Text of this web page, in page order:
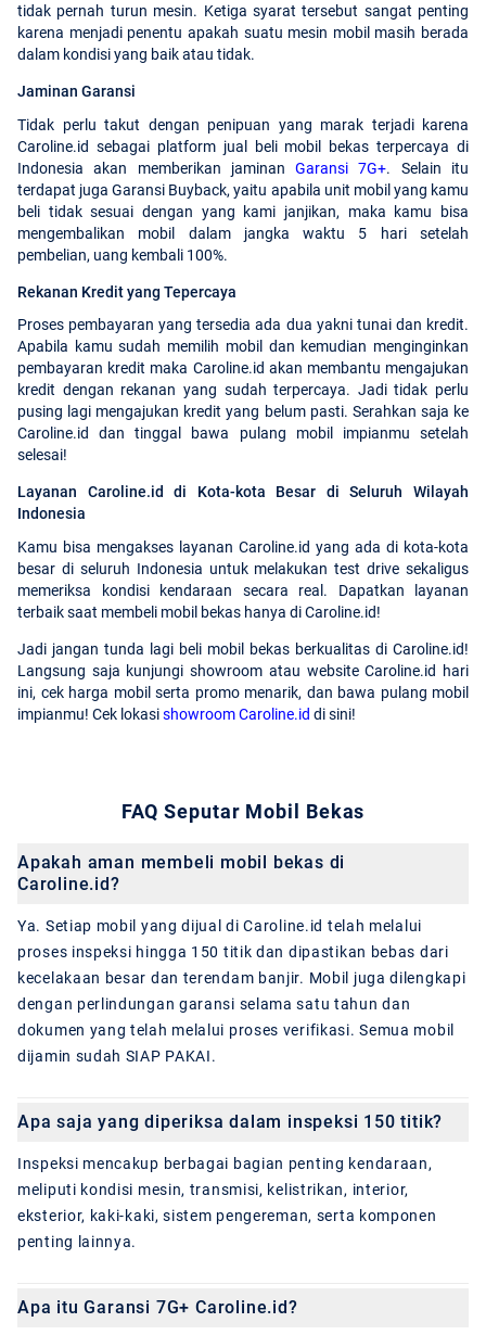
tidak pernah turun mesin. Ketiga syarat tersebut sangat penting
karena menjadi penentu apakah suatu mesin mobil masih berada
dalam kondisi yang baik atau tidak.
Jaminan Garansi
Tidak perlu takut dengan penipuan yang marak terjadi karena
Caroline.id sebagai platform jual beli mobil bekas terpercaya di
Indonesia akan memberikan jaminanGaransi 7G+. Selain itu
terdapat juga Garansi Buyback, yaitu apabila unit mobil yang kamu
beli tidak sesuai dengan yang kami janjikan, maka kamu bisa
mengembalikan mobil dalam jangka waktu 5 hari setelah
pembelian, uang kembali 100%.
Rekanan Kredit yang Tepercaya
Proses pembayaran yang tersedia ada dua yakni tunai dan kredit.
Apabila kamu sudah memilih mobil dan kemudian menginginkan
pembayaran kredit maka Caroline.id akan membantu mengajukan
kredit dengan rekanan yang sudah terpercaya. Jadi tidak perlu
pusing lagi mengajukan kredit yang belum pasti. Serahkan saja ke
Caroline.id dan tinggal bawa pulang mobil impianmu setelah
selesai!
Layanan Caroline.id di Kota-kota Besar di Seluruh Wilayah
Indonesia
Kamu bisa mengakses layanan Caroline.id yang ada di kota-kota
besar di seluruh Indonesia untuk melakukan test drive sekaligus
memeriksa kondisi kendaraan secara real. Dapatkan layanan
terbaik saat membeli mobil bekas hanya di Caroline.id!
Jadi jangan tunda lagi beli mobil bekas berkualitas di Caroline.id!
Langsung saja kunjungi showroom atau website Caroline.id hari
ini, cek harga mobil serta promo menarik, dan bawa pulang mobil
impianmu! Cek lokasishowroom Caroline.id di sini!
FAQ Seputar Mobil Bekas
Apakah aman membeli mobil bekas di
Caroline.id?
Ya. Setiap mobil yang dijual di Caroline.id telah melalui
proses inspeksi hingga 150 titik dan dipastikan bebas dari
kecelakaan besar dan terendam banjir. Mobil juga dilengkapi
dengan perlindungan garansi selama satu tahun dan
dokumen yang telah melalui proses verifikasi. Semua mobil
dijamin sudah SIAP PAKAI.
Apa saja yang diperiksa dalam inspeksi 150 titik?
Inspeksi mencakup berbagai bagian penting kendaraan,
meliputi kondisi mesin, transmisi, kelistrikan, interior,
eksterior, kaki-kaki, sistem pengereman, serta komponen
penting lainnya.
Apa itu Garansi 7G+ Caroline.id?